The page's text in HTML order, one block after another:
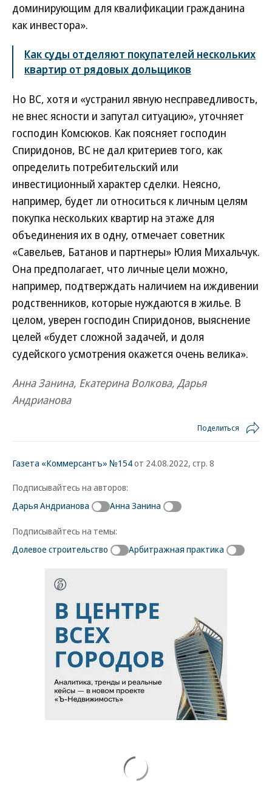
доминирующим для квалификации гражданина
как инвестора».
Как суды отделяют покупателей нескольких
квартир от рядовых дольщиков
Но ВС, хотя и «устранил явную несправедливость,
не внес ясности и запутал ситуацию», уточняет
господин Комсюков. Как поясняет господин
Спиридонов, ВС не дал критериев того, как
определить потребительский или
инвестиционный характер сделки. Неясно,
например, будет ли относиться к личным целям
покупка нескольких квартир на этаже для
объединения их в одну, отмечает советник
«Савельев, Батанов и партнеры» Юлия Михальчук.
Она предполагает, что личные цели можно,
например, подтверждать наличием на иждивении
родственников, которые нуждаются в жилье. В
целом, уверен господин Спиридонов, выяснение
целей «будет сложной задачей, и доля
судейского усмотрения окажется очень велика».
Анна Занина, Екатерина Волкова, Дарья
Андрианова
Поделиться
Газета «Коммерсантъ» №154от 24.08.2022, стр. 8
Подписывайтесь на авторов:
Дарья Андрианова
Анна Занина
Подписывайтесь на темы:
Долевое строительство
Арбитражная практика